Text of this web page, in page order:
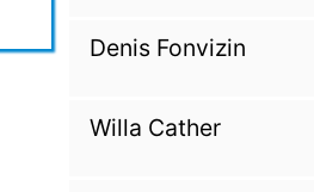
Denis Fonvizin
Willa Cather